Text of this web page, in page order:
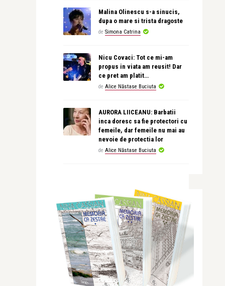
Malina Olinescu s-a sinucis,
dupa o mare si trista dragoste
de Simona Catrina
Nicu Covaci: Tot ce mi-am
propus in viata am reusit! Dar
ce pret am platit…
de Alice Năstase Buciuta
AURORA LIICEANU: Barbatii
inca doresc sa fie protectori cu
femeile, dar femeile nu mai au
nevoie de protectia lor
de Alice Năstase Buciuta